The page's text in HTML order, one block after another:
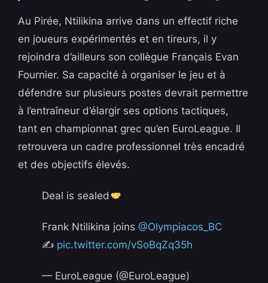
Au Pirée, Ntilikina arrive dans un effectif riche
en joueurs expérimentés et en tireurs, il y
rejoindra d’ailleurs son collègue Français Evan
Fournier. Sa capacité à organiser le jeu et à
défendre sur plusieurs postes devrait permettre
à l’entraîneur d’élargir ses options tactiques,
tant en championnat grec qu’en EuroLeague. Il
retrouvera un cadre professionnel très encadré
et des objectifs élevés.
Deal is sealed
Frank Ntilikina joins@Olympiacos_BC
✍️ pic.twitter.com/vSoBqZq35h
— EuroLeague (@EuroLeague)